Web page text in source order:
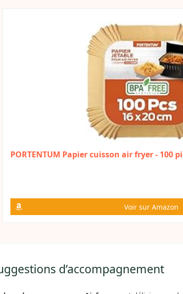
PORTENTUM Papier cuisson air fryer - 100
Voir sur Amazon
d’accompagnement